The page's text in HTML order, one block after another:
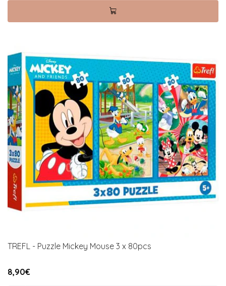
TREFL - Puzzle Mickey Mouse 3 x 80pcs
8,90€